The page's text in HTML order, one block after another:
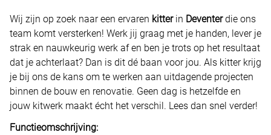
Wij zijn op zoek naar een ervaren kitterin Deventerdie ons
team komt versterken! Werk jij graag met je handen, lever je
strak en nauwkeurig werk af en ben je trots op het resultaat
dat je achterlaat? Dan is dit dé baan voor jou. Als kitter krijg
je bij ons de kans om te werken aan uitdagende projecten
binnen de bouw en renovatie. Geen dag is hetzelfde en
jouw kitwerk maakt écht het verschil. Lees dan snel verder!
Functieomschrijving: